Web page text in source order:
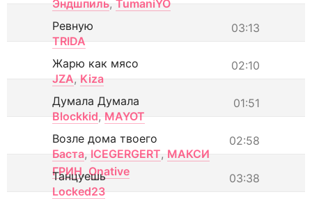
Эндшпиль, TumaniYO
03:13
Ревную
TRIDA
02:10
Жарю как мясо
JZA, Kiza
01:51
Думала Думала
Blockkid, MAYOT
02:58
Возле дома твоего
Баста, ICEGERGERT, МАКСИ
ГРИН, Onative 03:38
Танцуешь
Locked23